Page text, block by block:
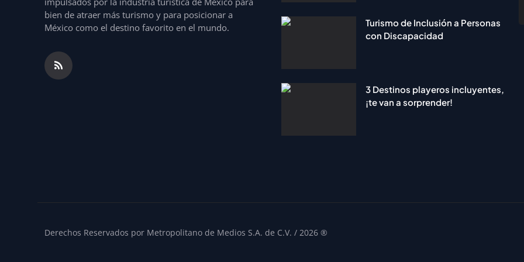
bien de atraer más turismo y para posicionar a
México como el destino favorito en el mundo.
Turismo de Inclusión a Personas
con Discapacidad
3 Destinos playeros incluyentes,
¡te van a sorprender!
Derechos Reservados por Metropolitano de Medios S.A. de C.V. / 2026 ®